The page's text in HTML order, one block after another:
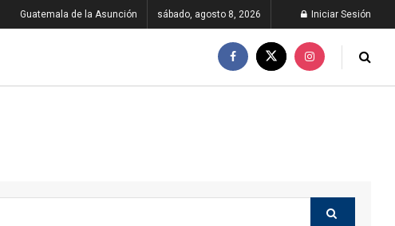
Guatemala de la Asunción sábado, agosto 8, 2026 Iniciar Sesión